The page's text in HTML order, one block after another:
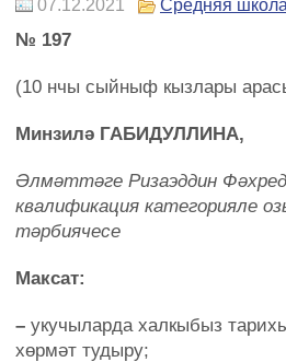
07.12.2021 Средняя
№ 197
(10 нчы сыйныф кызлары
Минзилә ГАБИДУЛЛИНА,
Әлмәттәге Ризаэддин
квалификация категорияле
тәрбиячесе
Максат:
– укучыларда халкыбыз
хөрмәт тудыру;